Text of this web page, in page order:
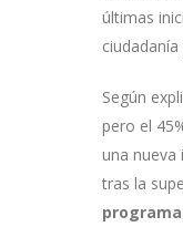
últimas
Según
pero el
una nueva
tras la